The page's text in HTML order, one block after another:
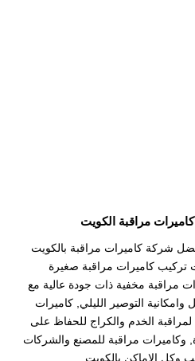
مراقبة الكويت
شركة كاميرات مراقبة بالكويت
تركيب كاميرات مراقبة صغيرة
مراقبة مخفية ذات جودة عالية مع
وامكانية التوصير الليلي, كاميرات
لمراقبة الخدم والكراج للحفاظ على
وكاميرات مراقبة للمصنع والشركات
وكل الاماكن بالكويت.